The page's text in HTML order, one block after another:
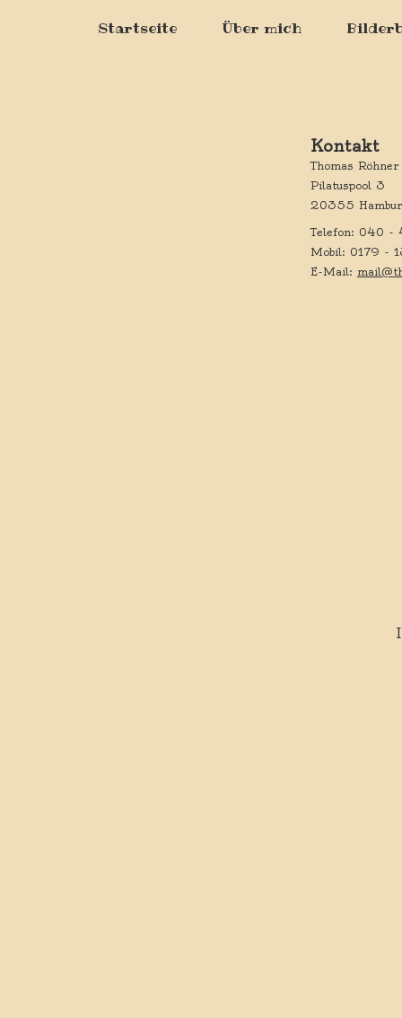
Startseite Über mich
Kontakt
Thomas Röhner
Pilatuspool 3
20355
Telefon: 040 -
Mobil: 0179 -
E-Mail: